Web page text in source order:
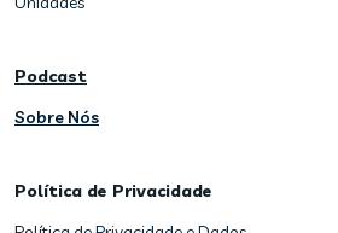
Podcast
Sobre Nós
Política de Privacidade